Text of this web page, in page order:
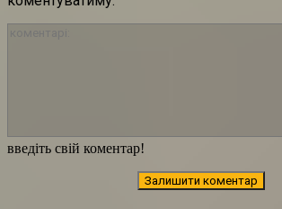
введіть свій коментар!